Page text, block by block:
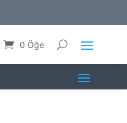
0 Öğe